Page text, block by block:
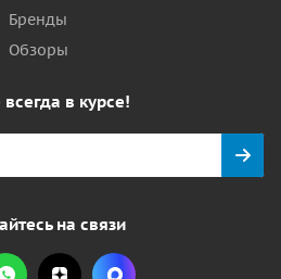
Бренды
Обзоры
всегда в курсе!
на связи